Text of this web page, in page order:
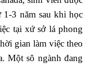
1-3 năm sau khi học
tại xứ sở lá phong
gian làm việc theo
Một sô ngành đang